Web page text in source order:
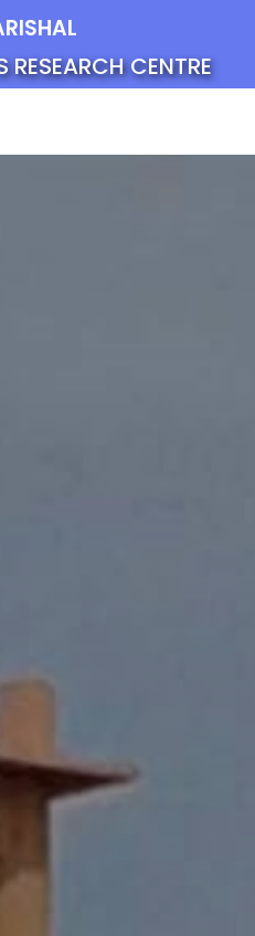
CENTRE